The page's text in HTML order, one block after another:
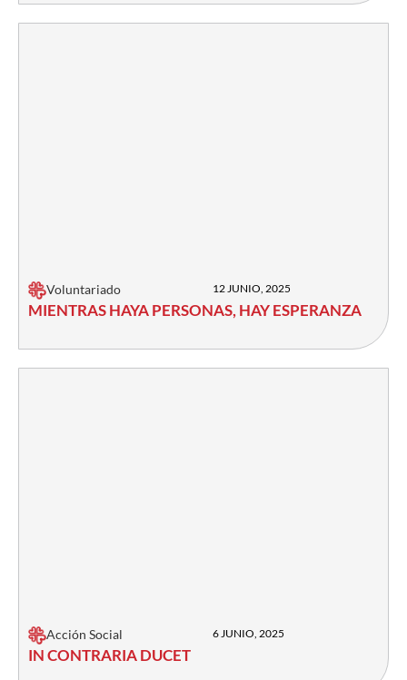
Voluntariado 12 JUNIO, 2025
MIENTRAS HAYA PERSONAS, HAY ESPERANZA
Acción Social 6 JUNIO, 2025
IN CONTRARIA DUCET